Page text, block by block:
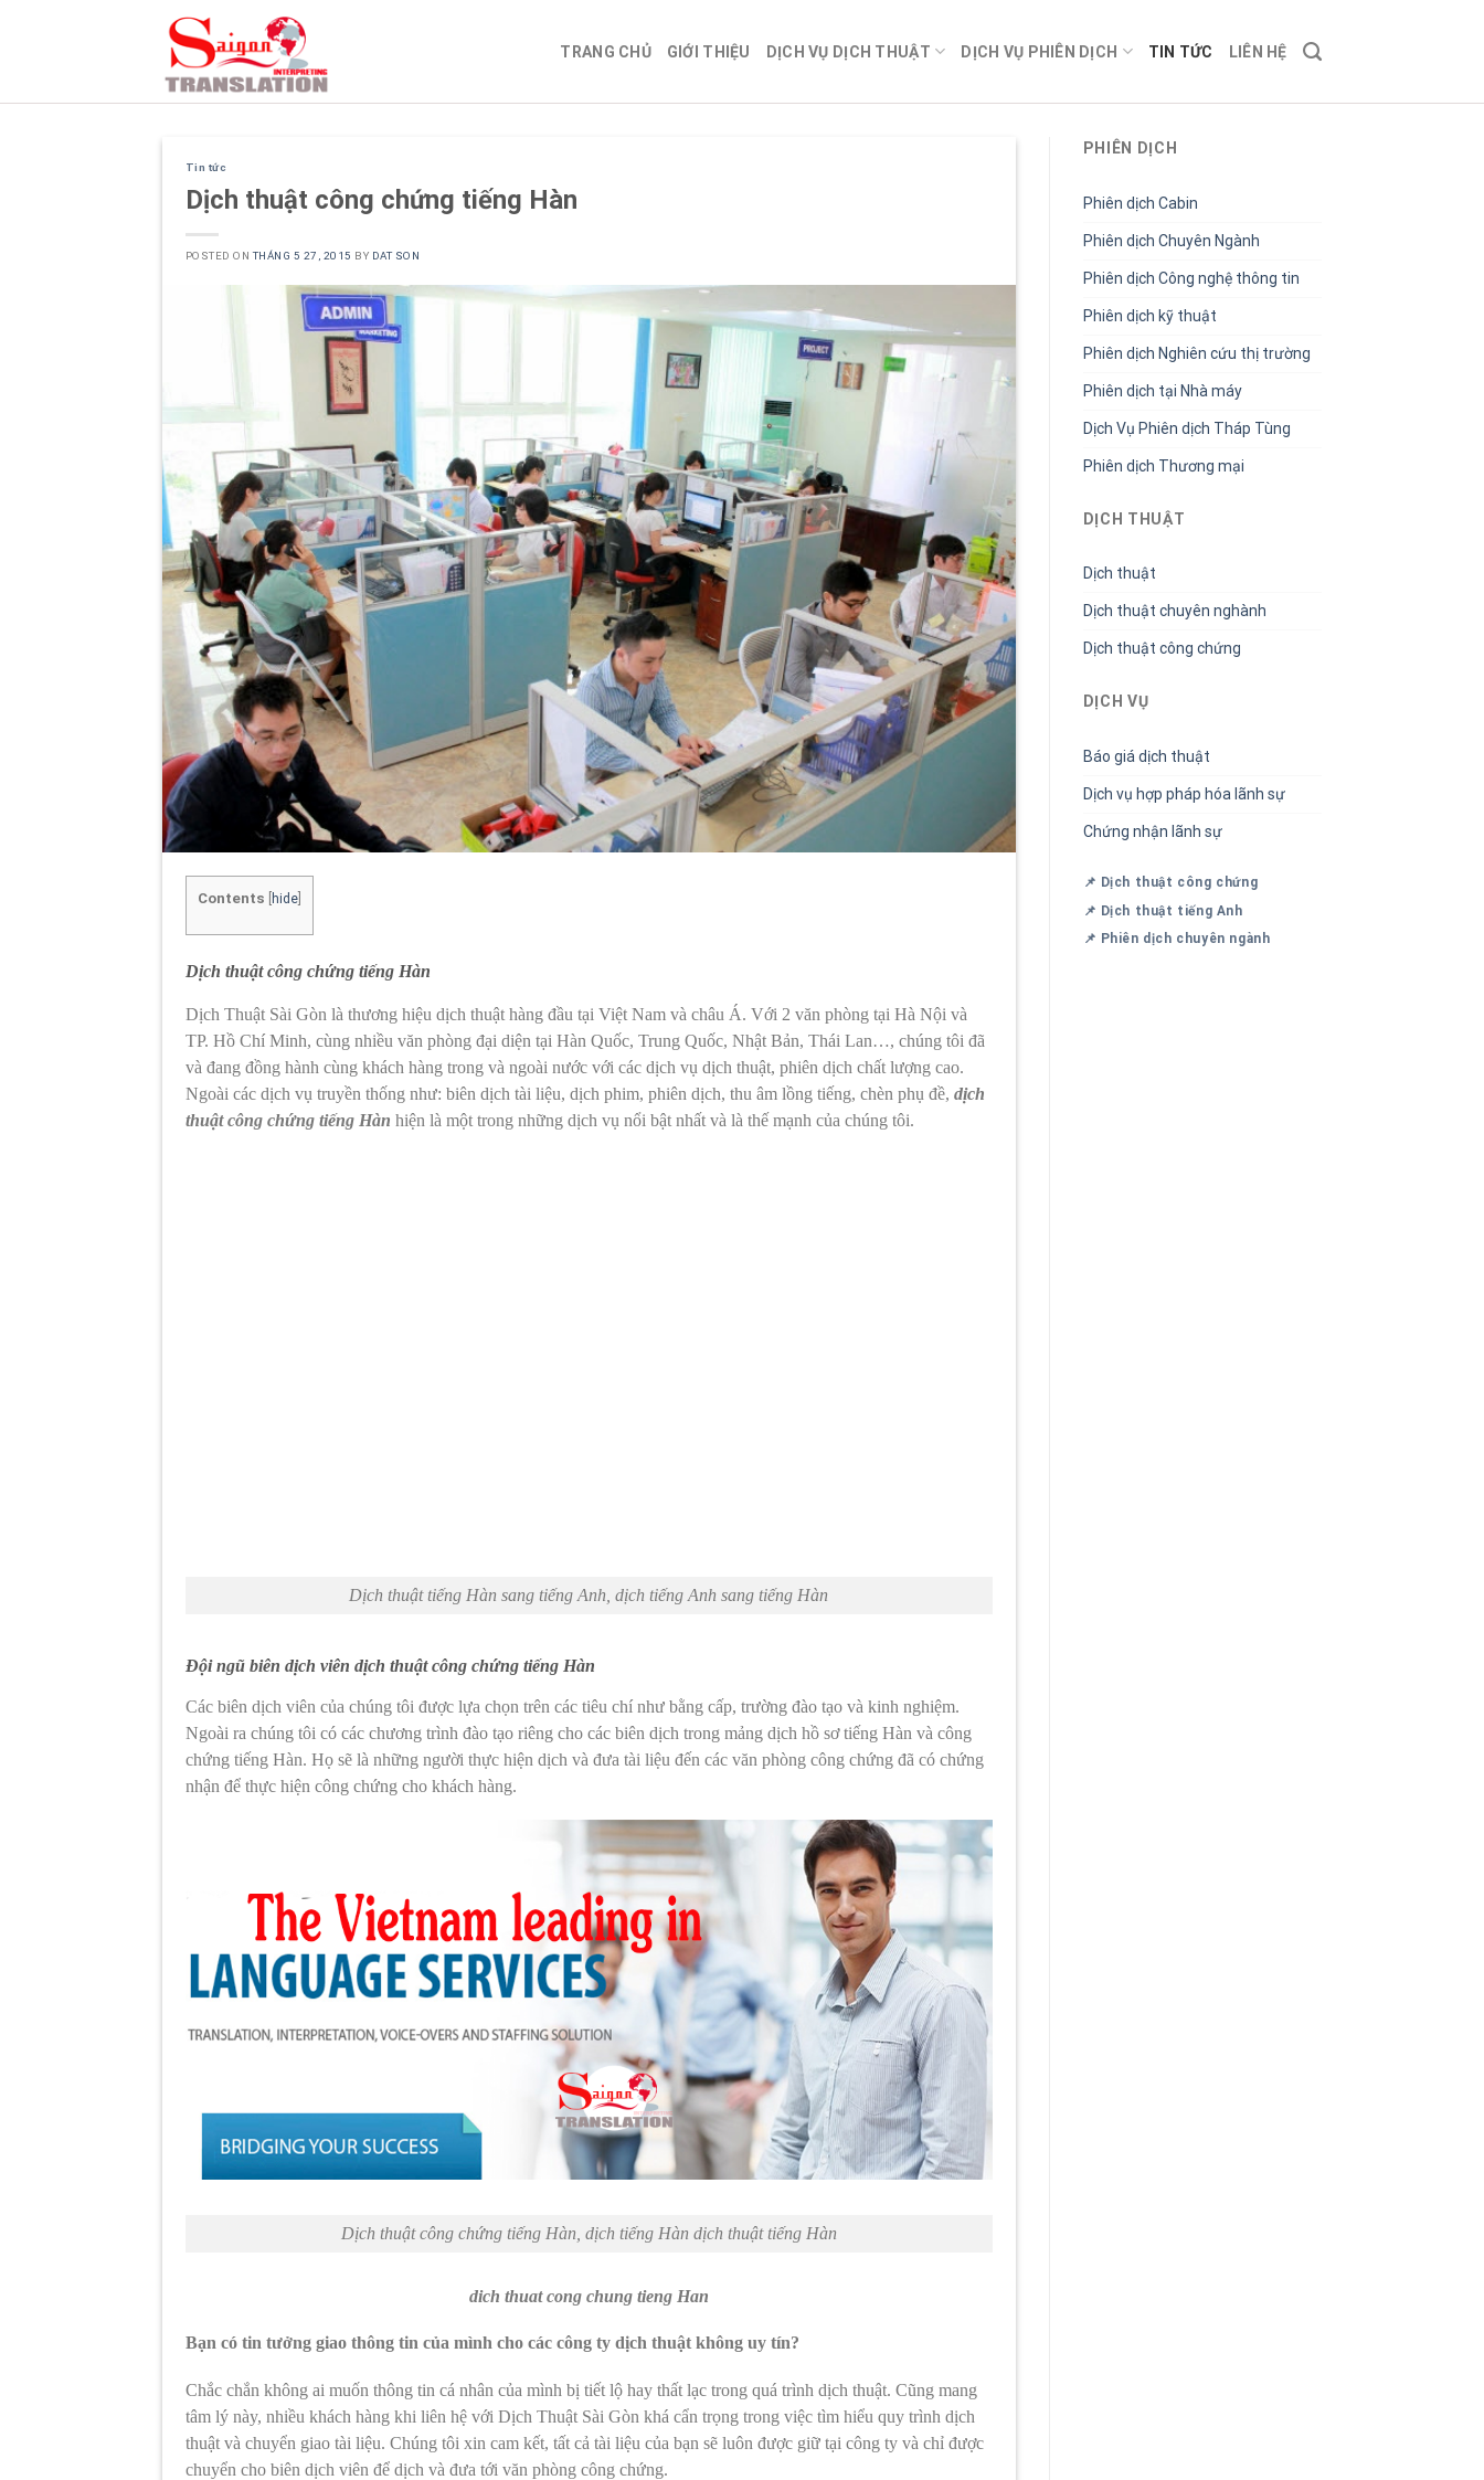
TRANG CHỦ GIỚI THIỆU DỊCH VỤ DỊCH THUẬT DỊCH VỤ PHIÊN DỊCH TIN TỨC LIÊN HỆ
Tin tức
Dịch thuật công chứng tiếng Hàn
POSTED ONTHÁNG 5 27, 2015 BY DAT SON
Contents hide
Dịch thuật công chứng tiếng Hàn
Dịch Thuật Sài Gòn là thương hiệu dịch thuật hàng đầu tại Việt Nam và châu Á. Với 2 văn phòng tại Hà Nội và
TP. Hồ Chí Minh, cùng nhiều văn phòng đại diện tại Hàn Quốc, Trung Quốc, Nhật Bản, Thái Lan…, chúng tôi đã
và đang đồng hành cùng khách hàng trong và ngoài nước với các dịch vụ dịch thuật, phiên dịch chất lượng cao.
Ngoài các dịch vụ truyền thống như: biên dịch tài liệu, dịch phim, phiên dịch, thu âm lồng tiếng, chèn phụ đề, dịch
thuật công chứng tiếng Hàn hiện là một trong những dịch vụ nổi bật nhất và là thế mạnh của chúng tôi.
Dịch thuật tiếng Hàn sang tiếng Anh, dịch tiếng Anh sang tiếng Hàn
Đội ngũ biên dịch viên dịch thuật công chứng tiếng Hàn
Các biên dịch viên của chúng tôi được lựa chọn trên các tiêu chí như bằng cấp, trường đào tạo và kinh nghiệm.
Ngoài ra chúng tôi có các chương trình đào tạo riêng cho các biên dịch trong mảng dịch hồ sơ tiếng Hàn và công
chứng tiếng Hàn. Họ sẽ là những người thực hiện dịch và đưa tài liệu đến các văn phòng công chứng đã có chứng
nhận để thực hiện công chứng cho khách hàng.
Dịch thuật công chứng tiếng Hàn, dịch tiếng Hàn dịch thuật tiếng Hàn
dich thuat cong chung tieng Han
Bạn có tin tưởng giao thông tin của mình cho các công ty dịch thuật không uy tín?
Chắc chắn không ai muốn thông tin cá nhân của mình bị tiết lộ hay thất lạc trong quá trình dịch thuật. Cũng mang
tâm lý này, nhiều khách hàng khi liên hệ với Dịch Thuật Sài Gòn khá cẩn trọng trong việc tìm hiểu quy trình dịch
thuật và chuyển giao tài liệu. Chúng tôi xin cam kết, tất cả tài liệu của bạn sẽ luôn được giữ tại công ty và chỉ được
chuyển cho biên dịch viên để dịch và đưa tới văn phòng công chứng.
PHIÊN DỊCH
Phiên dịch Cabin
Phiên dịch Chuyên Ngành
Phiên dịch Công nghệ thông tin
Phiên dịch kỹ thuật
Phiên dịch Nghiên cứu thị trường
Phiên dịch tại Nhà máy
Dịch Vụ Phiên dịch Tháp Tùng
Phiên dịch Thương mại
DỊCH THUẬT
Dịch thuật
Dịch thuật chuyên nghành
Dịch thuật công chứng
DỊCH VỤ
Báo giá dịch thuật
Dịch vụ hợp pháp hóa lãnh sự
Chứng nhận lãnh sự
📌 Dịch thuật công chứng
📌 Dịch thuật tiếng Anh
📌 Phiên dịch chuyên ngành